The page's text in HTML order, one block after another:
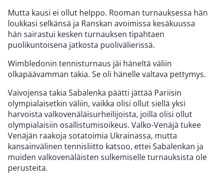
Mutta kausi ei ollut helppo. Rooman turnauksessa hän
loukkasi selkänsä ja Ranskan avoimissa kesäkuussa
hän sairastui kesken turnauksen tipahtaen
puolikuntoisena jatkosta puolivälierissä.
Wimbledonin tennisturnaus jäi häneltä väliin
olkapäävamman takia. Se oli hänelle valtava pettymys.
Vaivojensa takia Sabalenka päätti jättää Pariisin
olympialaisetkin väliin, vaikka olisi ollut siellä yksi
harvoista valkovenäläisurheilijoista, joilla olisi ollut
olympialaisiin osallistumisoikeus. Valko-Venäjä tukee
Venäjän raakoja sotatoimia Ukrainassa, mutta
kansainvälinen tennisliitto katsoo, ettei Sabalenkan ja
muiden valkovenäläisten sulkemiselle turnauksista ole
perusteita.